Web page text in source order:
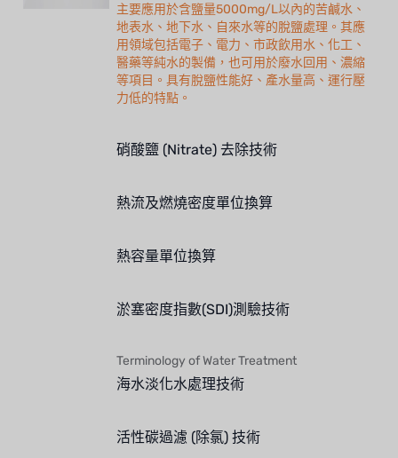
CASH ACME
主要應用於含鹽量5000mg/L以內的苦鹹水、
地表水、地下水、自來水等的脫鹽處理。其應
用領域包括電子、電力、市政飲用水、化工、
醫藥等純水的製備，也可用於廢水回用、濃縮
等項目。具有脫鹽性能好、產水量高、運行壓
力低的特點。
硝酸鹽 (Nitrate) 去除技術
熱流及燃燒密度單位換算
熱容量單位換算
淤塞密度指數(SDI)測驗技術
Terminology of Water Treatment
海水淡化水處理技術
活性碳過濾 (除氯) 技術